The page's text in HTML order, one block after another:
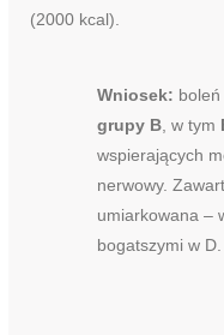
(2000 kcal).
Wniosek:
grupy B, w tym
wspierających
nerwowy.
umiarkowana –
bogatszymi w D.